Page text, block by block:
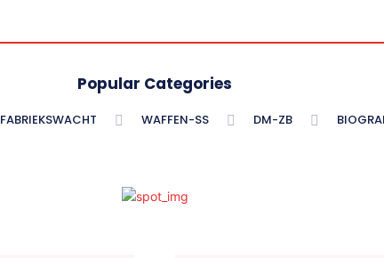
Popular Categories
FABRIEKSWACHT WAFFEN-SS DM-ZB